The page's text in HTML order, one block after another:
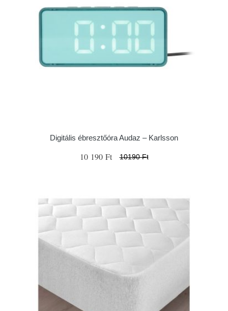
Digitális ébresztőóra Audaz – Karlsson
10 190 Ft 10190 Ft